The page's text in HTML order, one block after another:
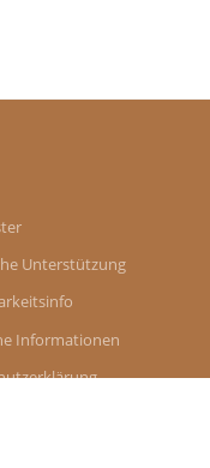
Unterstützung
Informationen